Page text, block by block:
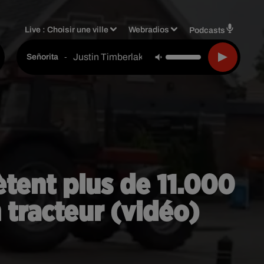
Live :Choisir une ville Webradios Podcasts
Señorita - Justin Timberlake
plus de 11.000
tracteur (vidéo)